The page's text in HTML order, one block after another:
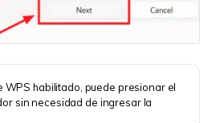
WPS habilitado, puede presionar el
sin necesidad de ingresar la